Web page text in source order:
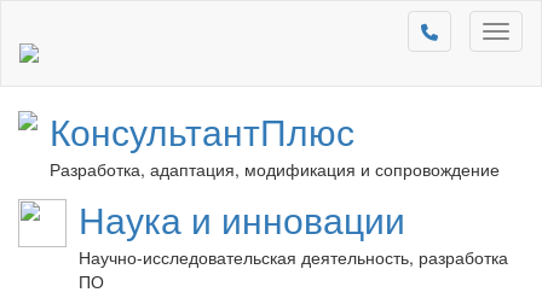
КонсультантПлюс
Разработка, адаптация, модификация и сопровождение
Наука и инновации
Научно-исследовательская деятельность, разработка
ПО